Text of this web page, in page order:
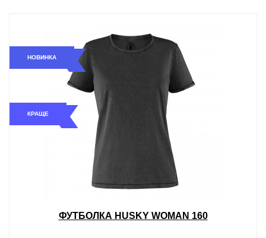
НОВИНКА
КРАЩЕ
ФУТБОЛКА HUSKY WOMAN 160